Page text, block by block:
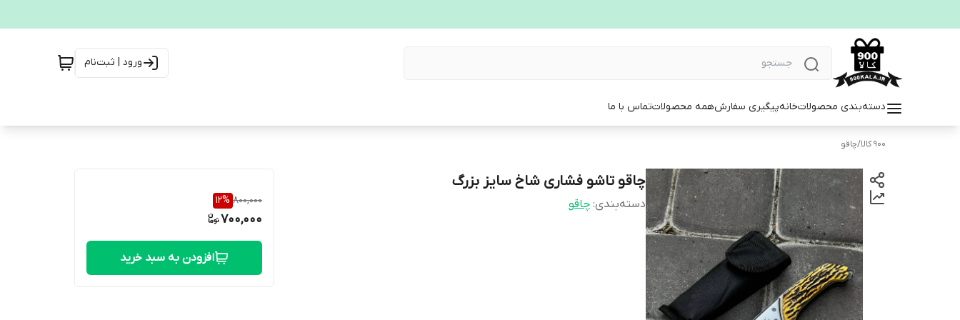
ورود | ثبت‌نام
دسته‌بندی محصولاتخانهپیگیری سفارشهمه محصولاتتماس با ما
900 کالا /چاقو
چاقو تاشو فشاری شاخ سایز بزرگ
دسته‌بندی: چاقو 800,000
12%
700,000
افزودن به سبد خرید